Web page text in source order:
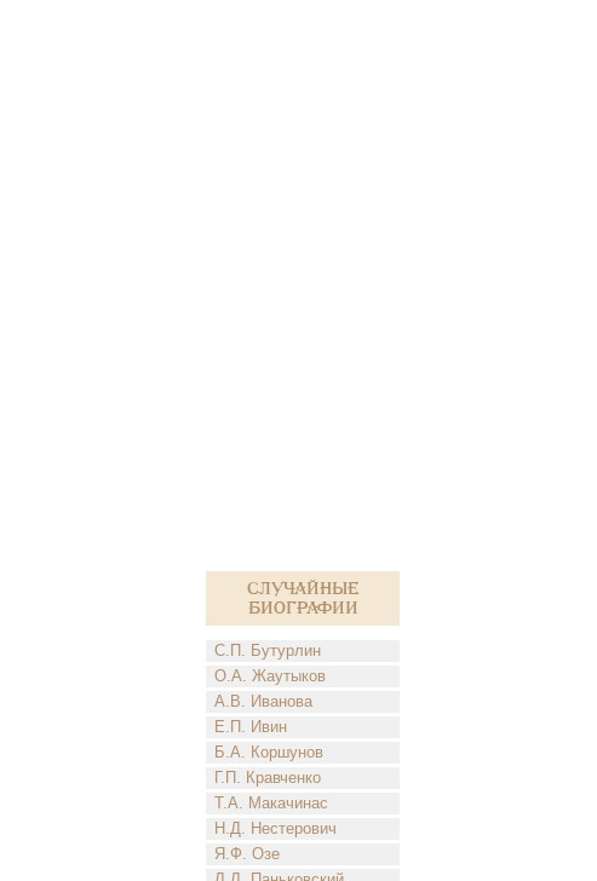
Случайные
биографии
С.П. Бутурлин
О.А. Жаутыков
А.В. Иванова
Е.П. Ивин
Б.А. Коршунов
Г.П. Кравченко
Т.А. Макачинас
Н.Д. Нестерович
Я.Ф. Озе